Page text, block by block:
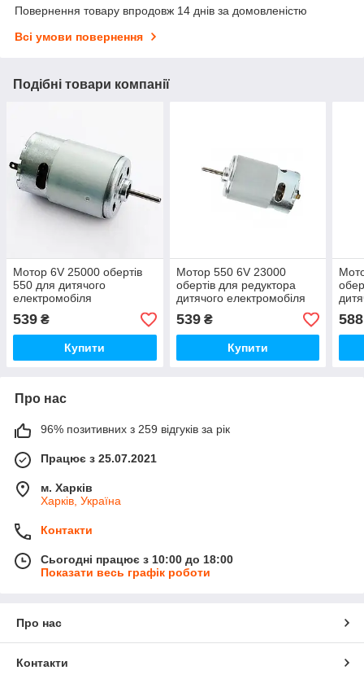
Повернення товару впродовж 14 днів за домовленістю
Всі умови повернення
Подібні товари компанії
Мотор 6V 25000 обертів
550 для дитячого
електромобіля
539 ₴
Купити
Мотор 550 6V 23000
обертів для редуктора
дитячого електромобіля
539₴
Купити
588
Про нас
96% позитивних з 259 відгуків за рік
Працює з 25.07.2021
м. Харків
Харків, Україна
Контакти
Сьогодні працює з 10:00 до 18:00
Показати весь графік роботи
Про нас
Контакти